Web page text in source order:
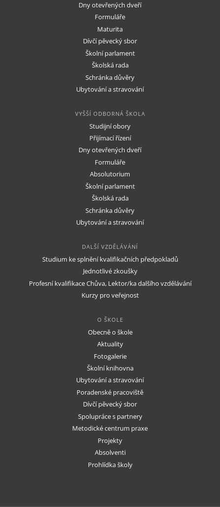
Dokumenty
Kontakty
Dny otevřených dveří
Formuláře
Maturita
Dívčí pěvecký sbor
Školní parlament
Školská rada
Schránka důvěry
Ubytování a stravování
VYŠŠÍ ODBORNÁ ŠKOLA
Studijní obory
Přijímací řízení
Dny otevřených dveří
Formuláře
Absolutorium
Školní parlament
Školská rada
Schránka důvěry
Ubytování a stravování
DALŠÍ VZDĚLÁVÁNÍ
Studium ke splnění kvalifikačních předpokladů
Jednotlivé zkoušky
Profesní kvalifikace Chůva, Lektor/ka dalšího vzdělávání
Kurzy pro veřejnost
O ŠKOLE
Obecně o škole
Aktuality
Fotogalerie
Školní knihovna
Ubytování a stravování
Poradenské pracoviště
Dívčí pěvecký sbor
Spolupráce s partnery
Metodické centrum praxe
Projekty
Absolventi
Prohlídka školy